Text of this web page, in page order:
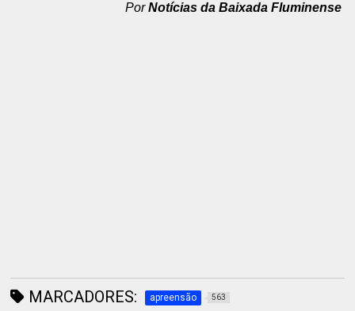
PorNotícias da Baixada Fluminense
MARCADORES: apreensão 563